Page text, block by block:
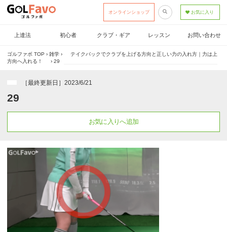
オンラインショップ お気に入り
上達法 初心者 クラブ・ギア レッスン お問い合わせ
ゴルファボ TOP › 雑学 ›
テイクバックでクラブを上げる方向と正しい力の入れ方｜力は上
方向へ入れる！
›29
［最終更新日］2023/6/21
29
お気に入りへ追加